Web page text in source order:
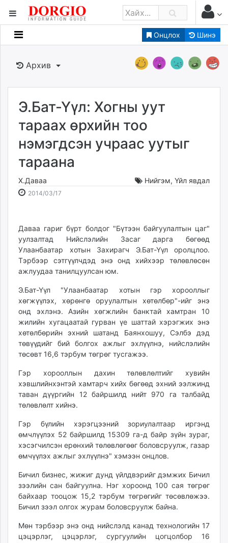
Онцлох Шинэ
Мэдээллийн
Банк санхүү
Бизнес ААН
Төрийн
dorgio.mn
Gogo.mn
caak.mn
news.mn
zindaa.mn
ikon.mn
mnb.mn
Livetv.mn
Eguur.mn
24tsag.mn
shuud.mn
eagle.mn
ergelt.mn
zarig.mn
today.mn
mminfo.mn
ugluu.mn
asu.mn
shudarga.mn
isee.mn
mglradio.com
fact.mn
tumen.mn
shuum.mn
Архив
Э.Бат-Үүл: Хогны уут
тараах өрхийн тоо
нэмэгдсэн учраас уутыг
тараана
Х.Даваа Нийгэм, Үйл явдал
2014/03/17
15:26:45
00:13:23
Даваа гариг бүрт болдог "Бүтээн байгуулалтын цаг"
уулзалтад Нийслэлийн Засаг дарга бөгөөд
Улаанбаатар хотын Захирагч Э.Бат-Үүл оролцлоо.
Тэрбээр сэтгүүлчдэд энэ онд хийхээр төлөвлөсөн
ажлуудаа танилцуулсан юм.
Э.Бат-Үүл "Улаанбаатар хотын гэр хорооллыг
хөгжүүлэх, хөрөнгө оруулалтын хөтөлбөр"-ийг энэ
онд эхлэнэ. Азийн хөгжлийн банктай хамтран 10
жилийн хугацаатай гурван үе шаттай хэрэгжих энэ
хөтөлбөрийн эхний шатанд Баянхошуу, Сэлбэ дэд
төвүүдийг бий болгох ажлыг эхлүүлнэ, нийслэлийн
төсөвт 16,6 тэрбум төгрөг тусгажээ.
Гэр хорооллын дахин төлөвлөлтийг хувийн
хэвшлийнхэнтэй хамтарч хийх бөгөөд эхний ээлжинд
таван дүүргийн 12 байршилд нийт 970 га талбайд
төлөвлөлт хийнэ.
Гэр бүлийн хэрэгцээний зориулалтаар иргэнд
өмчлүүлэх 52 байршилд 15309 га-д байр зүйн зураг,
хэсэгчилсэн ерөнхий төлөвлөгөөг боловсруулж, газар
өмчүүлэх ажлыг эхлүүлнэ" хэмээн онцлов.
Бичил бизнес, жижиг дунд үйлдвэрийг дэмжих Бичил
зээлийн сан байгуулна. Нэг хороонд 100 сая төгрөг
байхаар тооцож 15,2 тэрбум төгрөгийг төсөвлөжээ.
Бичил зээл олгох журам боловсруулж байна.
Мөн тэрбээр энэ онд нийслэлд канад технологийн 17
цэцэрлэг, цэцэрлэг, сургуулийн цогцолбор 16